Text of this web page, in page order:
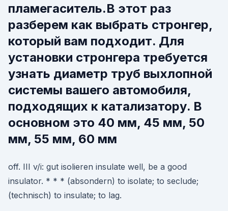
пламегаситель.В этот раз
разберем как выбрать стронгер,
который вам подходит. Для
установки стронгера требуется
узнать диаметр труб выхлопной
системы вашего автомобиля,
подходящих к катализатору. В
основном это 40 мм, 45 мм, 50
мм, 55 мм, 60 мм
off. III v/i: gut isolieren insulate well, be a good
insulator. * * * (absondern) to isolate; to seclude;
(technisch) to insulate; to lag.